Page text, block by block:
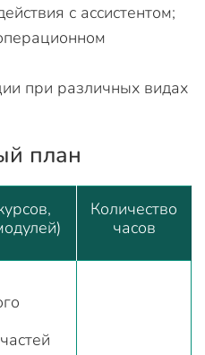
с ассистентом;
при различных видах
план
Количество
часов